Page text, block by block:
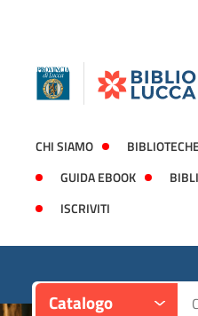
CHI SIAMO
GUIDA EBOOK
ISCRIVITI
Catalogo